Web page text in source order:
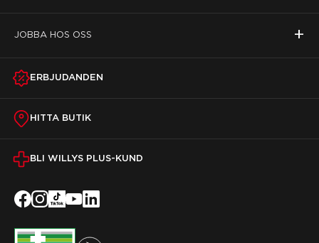
JOBBA HOS OSS +
ERBJUDANDEN
HITTA BUTIK
BLI WILLYS PLUS-KUND